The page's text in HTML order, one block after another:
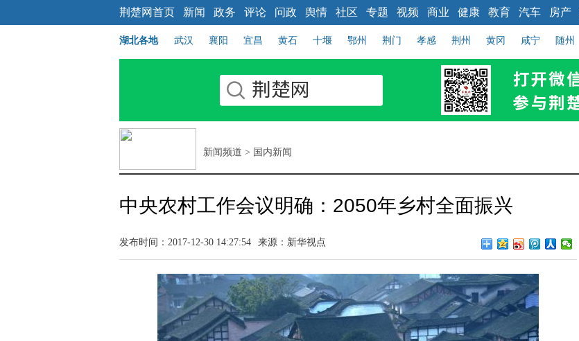
荆楚网首页 新闻 政务 评论 问政 舆情 社区 专题 视频 商业 健康 教育 汽车 房产
湖北各地 武汉 襄阳 宜昌 黄石 十堰 鄂州 荆门 孝感 荆州 黄冈 咸宁 随州
新闻频道 > 国内新闻
中央农村工作会议明确：2050年乡村全面振兴
发布时间：2017-12-30 14:27:54 来源：新华视点